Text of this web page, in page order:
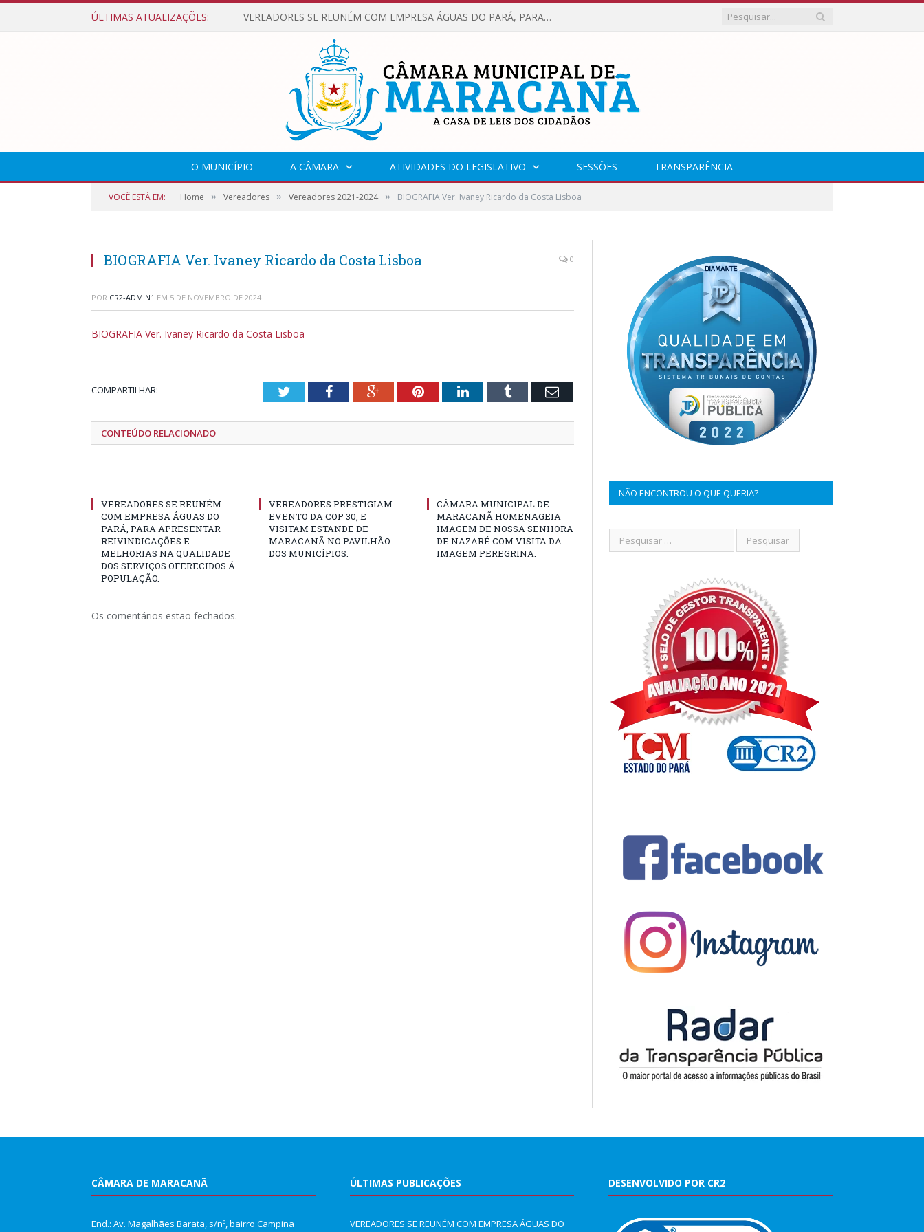
ÚLTIMAS ATUALIZAÇÕES: VEREADORES SE REUNÉM COM EMPRESA ÁGUAS DO PARÁ, PARA APRESENTAR REIVINDICAÇÕES E MELHORIAS NA QUALIDADE DOS SERVIÇOS OFERECIDOS Á POPULAÇÃO.
O MUNICÍPIO A CÂMARA ATIVIDADES DO LEGISLATIVO SESSÕES TRANSPARÊNCIA
VOCÊ ESTÁ EM: Home » Vereadores » Vereadores 2021-2024 » BIOGRAFIA Ver. Ivaney Ricardo da Costa Lisboa
BIOGRAFIA Ver. Ivaney Ricardo da Costa Lisboa 0
POR CR2-ADMIN1 EM 5 DE NOVEMBRO DE 2024
BIOGRAFIA Ver. Ivaney Ricardo da Costa Lisboa
COMPARTILHAR: TwitterFacebookGoogle+PinterestLinkedInTumblr Email
CONTEÚDO RELACIONADO
VEREADORES SE REUNÉM
COM EMPRESA ÁGUAS DO
PARÁ, PARA APRESENTAR
REIVINDICAÇÕES E
MELHORIAS NA QUALIDADE
DOS SERVIÇOS OFERECIDOS Á
POPULAÇÃO.
VEREADORES PRESTIGIAM
EVENTO DA COP 30, E
VISITAM ESTANDE DE
MARACANÃ NO PAVILHÃO
DOS MUNICÍPIOS.
CÂMARA MUNICIPAL DE
MARACANÃ HOMENAGEIA
IMAGEM DE NOSSA SENHORA
DE NAZARÉ COM VISITA DA
IMAGEM PEREGRINA.
Os comentários estão fechados.
NÃO ENCONTROU O QUE QUERIA?
CÂMARA DE MARACANÃ
End.: Av. Magalhães Barata, s/nº, bairro Campina
ÚLTIMAS PUBLICAÇÕES
VEREADORES SE REUNÉM COM EMPRESA ÁGUAS DO
DESENVOLVIDO POR CR2